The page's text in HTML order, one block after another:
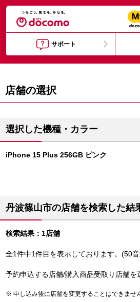
サポート
店舗の選択
選択した機種・カラー
iPhone 15 Plus 256GB ピンク
丹波篠山市の店舗を検索した結
検索結果：1店舗
全1件中1件目を表示しております。(50
予約申込する店舗/購入商品受取り店舗を
申し込み後に店舗を変更することはできませ